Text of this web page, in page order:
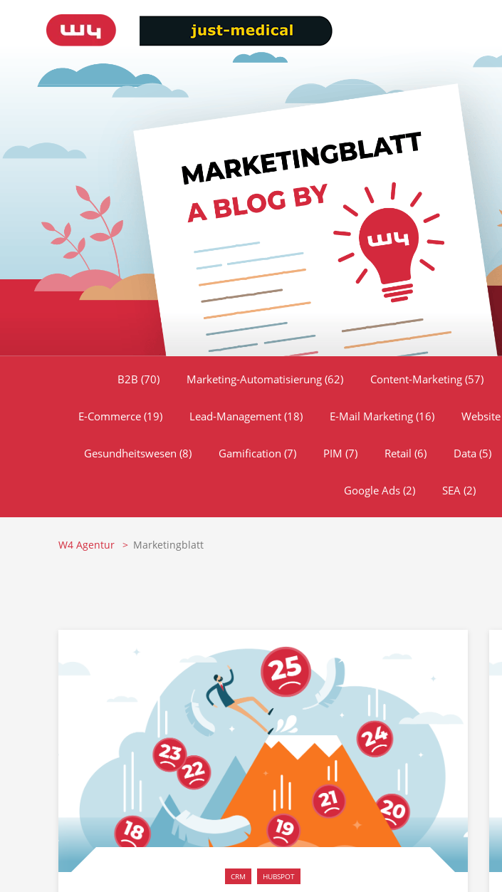
B2B (70) Marketing-Automatisierung (62) Content-Marketing (57)
E-Commerce (19) Lead-Management (18) E-Mail Marketing (16) Website
Gesundheitswesen (8) Gamification (7) PIM (7) Retail (6) Data (5)
Google Ads (2) SEA (2)
W4 Agentur Marketingblatt
CRM HUBSPOT